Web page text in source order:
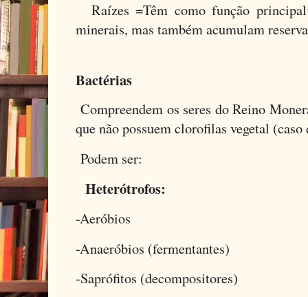
Raízes =Têm como função
minerais, mas também acumulam
Bactérias
Compreendem os seres do Reino
que não possuem clorofilas vegetal
Podem ser:
Heterótrofos:
-Aeróbios
-Anaeróbios (fermentantes)
-Saprófitos (decompositores)